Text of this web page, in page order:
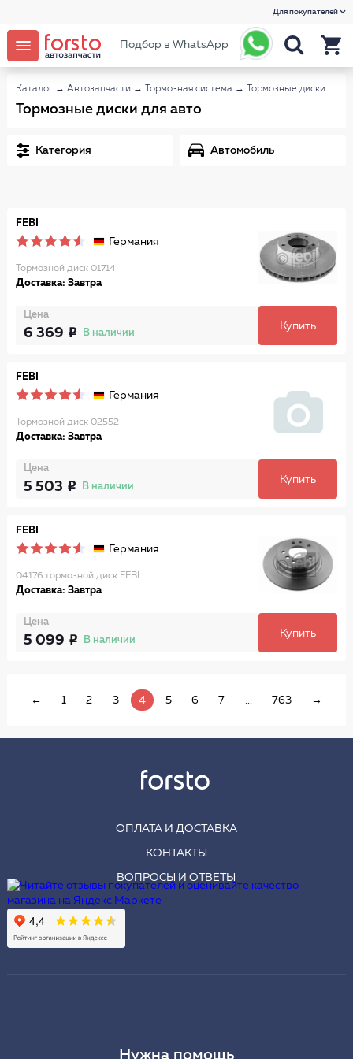
Для покупателей
Подбор в WhatsApp
Каталог → Автозапчасти → Тормозная система → Тормозные диски
Тормозные диски для авто
Категория Автомобиль
FEBI
Германия
Тормозной диск 01714
Доставка: Завтра
Цена
6 369 В наличии
Купить
FEBI
Германия
Тормозной диск 02552
Доставка: Завтра
Цена
5 503 В наличии
Купить
FEBI
Германия
04176 тормозной диск FEBI
Доставка: Завтра
Цена
5 099 В наличии
Купить
← 1 2 3 4 5 6 7 ... 763 →
ОПЛАТА И ДОСТАВКА
КОНТАКТЫ
ВОПРОСЫ И ОТВЕТЫ
Нужна помощь